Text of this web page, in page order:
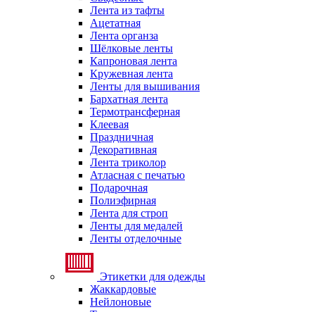
Лента из тафты
Ацетатная
Лента органза
Шёлковые ленты
Капроновая лента
Кружевная лента
Ленты для вышивания
Бархатная лента
Термотрансферная
Клеевая
Праздничная
Декоративная
Лента триколор
Атласная с печатью
Подарочная
Полиэфирная
Лента для строп
Ленты для медалей
Ленты отделочные
Этикетки для одежды
Жаккардовые
Нейлоновые